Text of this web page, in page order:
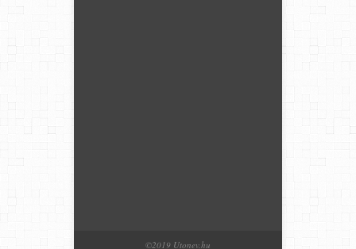
©2019 Utonev.hu